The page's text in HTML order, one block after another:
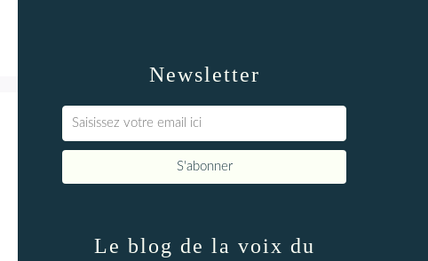
Newsletter
Le blog de la voix du